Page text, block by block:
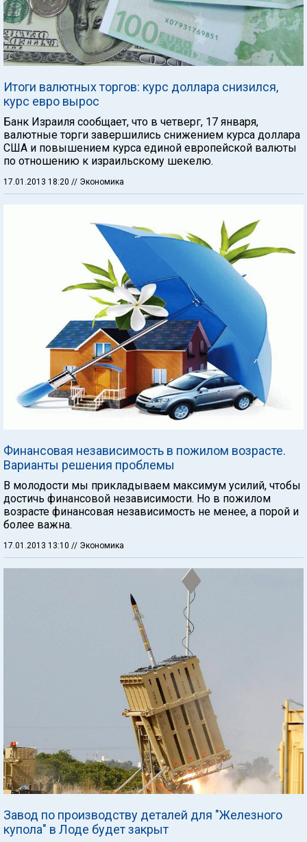
Итоги валютных торгов: курс доллара снизился,
курс евро вырос
Банк Израиля сообщает, что в четверг, 17 января,
валютные торги завершились снижением курса доллара
США и повышением курса единой европейской валюты
по отношению к израильскому шекелю.
17.01.2013 18:20 // Экономика
Финансовая независимость в пожилом возрасте.
Варианты решения проблемы
В молодости мы прикладываем максимум усилий, чтобы
достичь финансовой независимости. Но в пожилом
возрасте финансовая независимость не менее, а порой и
более важна.
17.01.2013 13:10 // Экономика
Завод по производству деталей для "Железного
купола" в Лоде будет закрыт